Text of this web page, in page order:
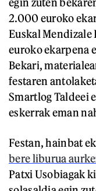
2.000 euroko
Euskal Mendizale
euroko ekarpena
Bekari,
festaren
Smartlog Taldeei
eskerrak eman
Festan, hainbat
bere liburua
Patxi Usobiagak